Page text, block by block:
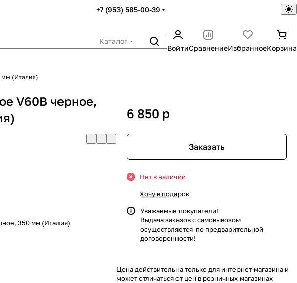
+7 (953) 585-00-39
Каталог
ВойтиСравнениеИзбранноеКорзина
мм (Италия)
V60B черное,
350 мм (Италия)
6 850 p
Заказать
Нет в наличии
Хочу в подарок
Уважаемые покупатели!
Выдача заказов с самовывозом
осуществляется по предварительной
договоренности!
Цена действительна только для интернет-магазина и
может отличаться от цен в розничных магазинах